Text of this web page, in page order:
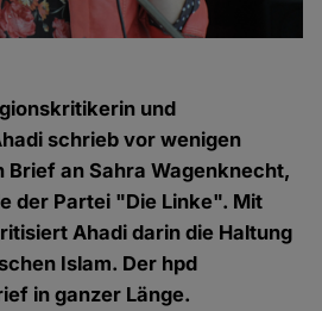
und
schrieb vor wenigen
Brief an Sahra Wagenknecht,
der Partei "Die Linke". Mit
Ahadi darin die Haltung
Islam. Der hpd
in ganzer Länge.